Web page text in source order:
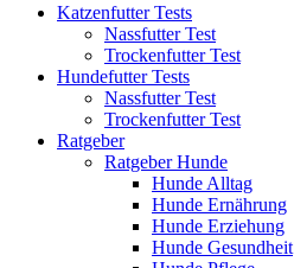
Katzenfutter Tests
Nassfutter Test
Trockenfutter Test
Hundefutter Tests
Nassfutter Test
Trockenfutter Test
Ratgeber
Ratgeber Hunde
Hunde Alltag
Hunde Ernährung
Hunde Erziehung
Hunde Gesundheit